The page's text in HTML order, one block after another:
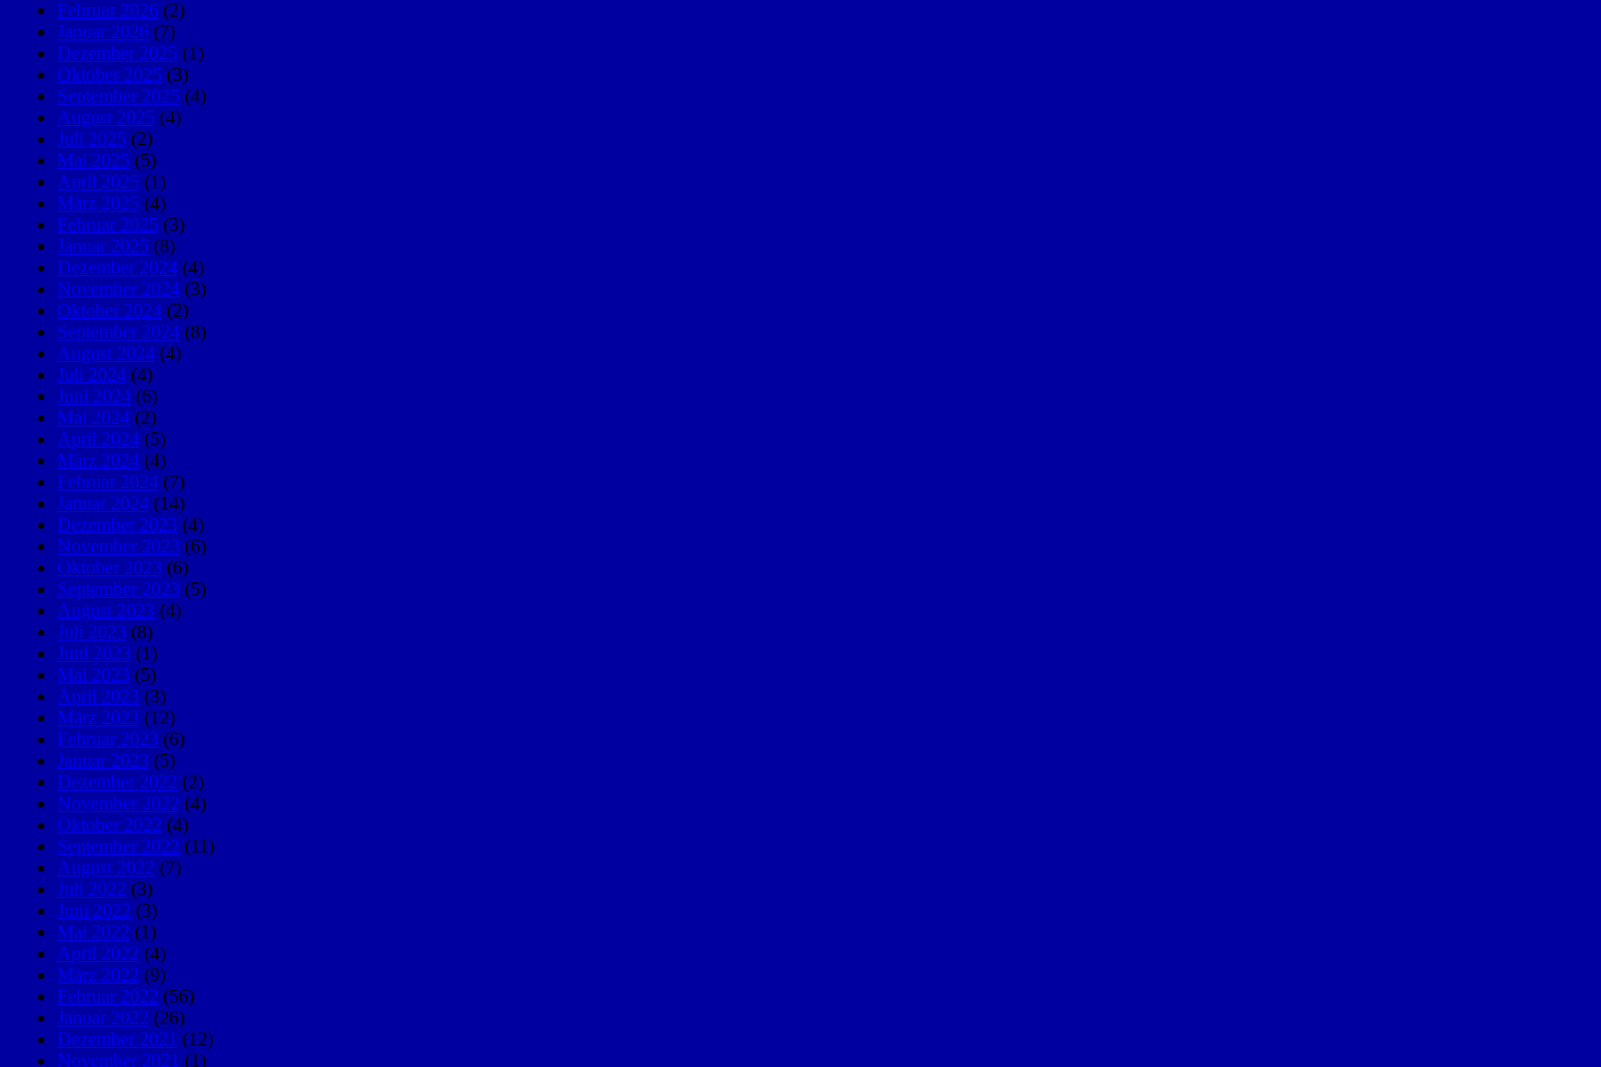
Februar 2026 (2)
Januar 2026 (7)
Dezember 2025 (1)
Oktober 2025 (3)
September 2025 (4)
August 2025 (4)
Juli 2025 (2)
Mai 2025 (5)
April 2025 (1)
März 2025 (4)
Februar 2025 (3)
Januar 2025 (8)
Dezember 2024 (4)
November 2024 (3)
Oktober 2024 (2)
September 2024 (8)
August 2024 (4)
Juli 2024 (4)
Juni 2024 (6)
Mai 2024 (2)
April 2024 (5)
März 2024 (4)
Februar 2024 (7)
Januar 2024 (14)
Dezember 2023 (4)
November 2023 (6)
Oktober 2023 (6)
September 2023 (5)
August 2023 (4)
Juli 2023 (8)
Juni 2023 (1)
Mai 2023 (5)
April 2023 (3)
März 2023 (12)
Februar 2023 (6)
Januar 2023 (5)
Dezember 2022 (2)
November 2022 (4)
Oktober 2022 (4)
September 2022 (11)
August 2022 (7)
Juli 2022 (3)
Juni 2022 (3)
Mai 2022 (1)
April 2022 (4)
März 2022 (9)
Februar 2022 (56)
Januar 2022 (26)
Dezember 2021 (12)
November 2021 (1)